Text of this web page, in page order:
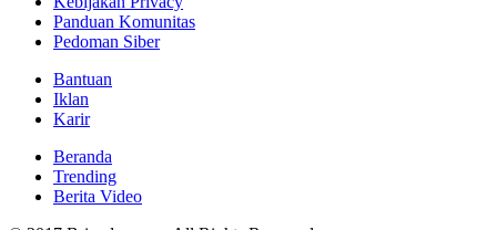
Panduan Komunitas
Pedoman Siber
Bantuan
Iklan
Karir
Beranda
Trending
Berita Video